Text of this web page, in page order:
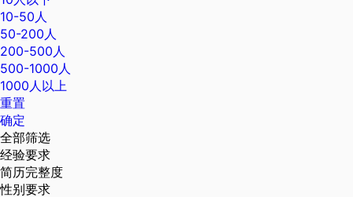
10-50人
50-200人
200-500人
500-1000人
1000人以上
重置
确定
全部筛选
经验要求
简历完整度
性别要求